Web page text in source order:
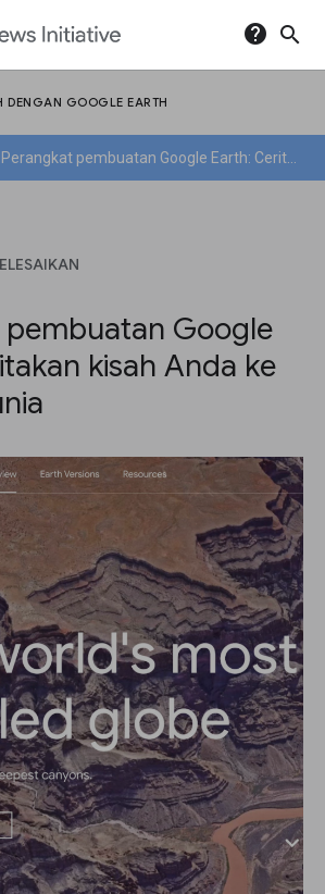
help search
DENGAN GOOGLE EARTH
pembuatan Google
kisah Anda ke